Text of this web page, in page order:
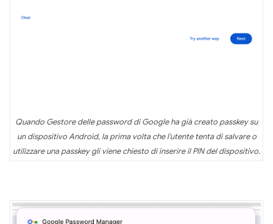
Quando Gestore delle password di Google ha già creato passkey su
un dispositivo Android, la prima volta che l'utente tenta di salvare o
utilizzare una passkey gli viene chiesto di inserire il PIN del dispositivo.